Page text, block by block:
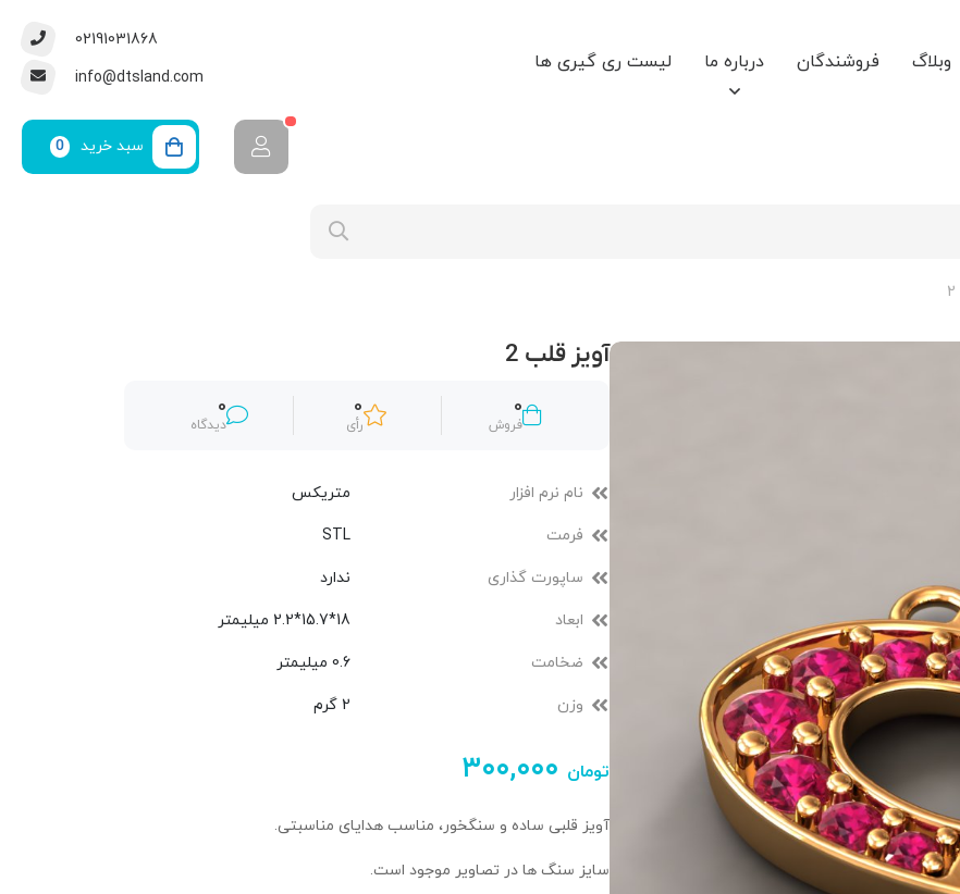
وبلاگ فروشندگان درباره ما لیست ری گیری ها
02191031868
info@dtsland.com
سبد خرید 0
آویز قلب 2
0
فروش
0
رأی
0
دیدگاه
نام نرم افزار متریکس
فرمت STL
ساپورت گذاری ندارد
ابعاد 18*15.7*2.2 میلیمتر
ضخامت 0.6 میلیمتر
وزن 2 گرم
۳۰۰,۰۰۰ تومان
آویز قلبی ساده و سنگخور، مناسب هدایای مناسبتی.
سایز سنگ ها در تصاویر موجود است.